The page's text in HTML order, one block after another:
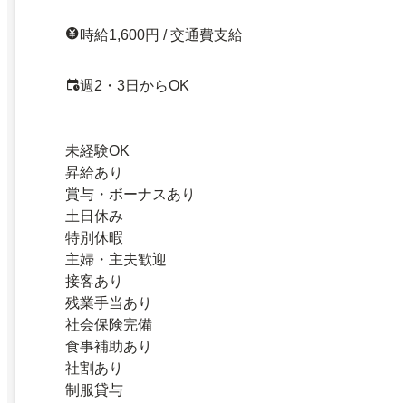
時給1,600円 / 交通費支給
週2・3日からOK
未経験OK
昇給あり
賞与・ボーナスあり
土日休み
特別休暇
主婦・主夫歓迎
接客あり
残業手当あり
社会保険完備
食事補助あり
社割あり
制服貸与